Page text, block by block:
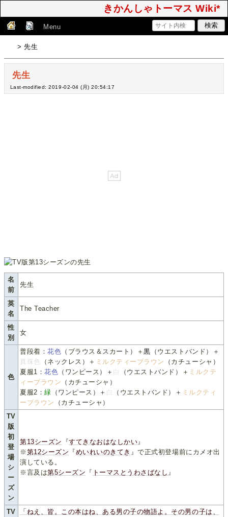
きかんしゃトーマス Wiki*
Menu
> 先生
先生
Last-modified: 2019-02-04 (月) 20:54:17
名
前
先生
英
名
The Teacher
性
別
女
色
普段着：花色 （ブラウス＆スカート）＋黒 （ウエストバンド）＋
真珠色
（ネックレス）＋ ミルクティーブラウン
（カチューシャ）
夏服1：花色 （ワンピース）＋ 白 （ウエストバンド）＋ ミルクテ
ィーブラウン （カチューシャ）
夏服2：緑 （ワンピース）＋ 白 （ウエストバンド）＋ ミルクティ
ーブラウン
（カチューシャ）
TV
版
初
登
場
シ
ー
ズ
ン
第13シーズン 『すてきなおはなしかい 』
※ 第12シーズン 『めいれいのきてき 』で正式初登場前にカメオ出
演している。
※言及は第5シーズン 『 トーマスとうわさばなし 』
TV
「ねえ、皆。この本はね、ある男の子の物語よ。その男の子は、